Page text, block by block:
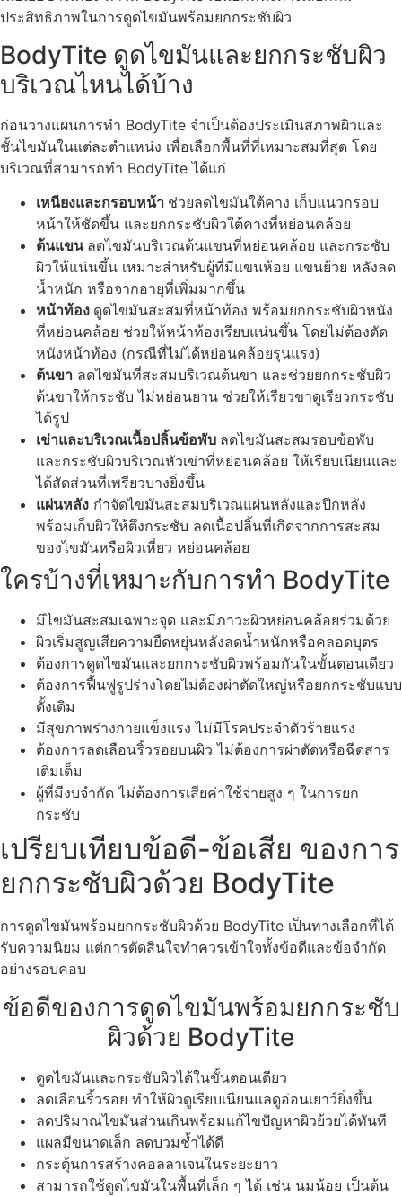
ประสิทธิภาพในการดูดไขมันพร้อมยกกระชับผิว
BodyTite ดูดไขมันและยกกระชับผิว
บริเวณไหนได้บ้าง
ก่อนวางแผนการทำ BodyTite จำเป็นต้องประเมินสภาพผิวและ
ชั้นไขมันในแต่ละตำแหน่ง เพื่อเลือกพื้นที่ที่เหมาะสมที่สุด โดย
บริเวณที่สามารถทำ BodyTite ได้แก่
เหนียงและกรอบหน้า ช่วยลดไขมันใต้คาง เก็บแนวกรอบ
หน้าให้ชัดขึ้น และยกกระชับผิวใต้คางที่หย่อนคล้อย
ต้นแขน ลดไขมันบริเวณต้นแขนที่หย่อนคล้อย และกระชับ
ผิวให้แน่นขึ้น เหมาะสำหรับผู้ที่มีแขนห้อย แขนย้วย หลังลด
น้ำหนัก หรือจากอายุที่เพิ่มมากขึ้น
หน้าท้อง ดูดไขมันสะสมที่หน้าท้อง พร้อมยกกระชับผิวหนัง
ที่หย่อนคล้อย ช่วยให้หน้าท้องเรียบแน่นขึ้น โดยไม่ต้องตัด
หนังหน้าท้อง (กรณีที่ไม่ได้หย่อนคล้อยรุนแรง)
ต้นขา ลดไขมันที่สะสมบริเวณต้นขา และช่วยยกกระชับผิว
ต้นขาให้กระชับ ไม่หย่อนยาน ช่วยให้เรียวขาดูเรียวกระชับ
ได้รูป
เข่าและบริเวณเนื้อปลิ้นข้อพับ ลดไขมันสะสมรอบข้อพับ
และกระชับผิวบริเวณหัวเข่าที่หย่อนคล้อย ให้เรียบเนียนและ
ได้สัดส่วนที่เพรียวบางยิ่งขึ้น
แผ่นหลัง กำจัดไขมันสะสมบริเวณแผ่นหลังและปีกหลัง
พร้อมเก็บผิวให้ตึงกระชับ ลดเนื้อปลิ้นที่เกิดจากการสะสม
ของไขมันหรือผิวเหี่ยว หย่อนคล้อย
ใครบ้างที่เหมาะกับการทำ BodyTite
มีไขมันสะสมเฉพาะจุด และมีภาวะผิวหย่อนคล้อยร่วมด้วย
ผิวเริ่มสูญเสียความยืดหยุ่นหลังลดน้ำหนักหรือคลอดบุตร
ต้องการดูดไขมันและยกกระชับผิวพร้อมกันในขั้นตอนเดียว
ต้องการฟื้นฟูรูปร่างโดยไม่ต้องผ่าตัดใหญ่หรือยกกระชับแบบ
ดั้งเดิม
มีสุขภาพร่างกายแข็งแรง ไม่มีโรคประจำตัวร้ายแรง
ต้องการลดเลือนริ้วรอยบนผิว ไม่ต้องการผ่าตัดหรือฉีดสาร
เติมเต็ม
ผู้ที่มีงบจำกัด ไม่ต้องการเสียค่าใช้จ่ายสูง ๆ ในการยก
กระชับ
เปรียบเทียบข้อดี-ข้อเสีย ของการ
ยกกระชับผิวด้วย BodyTite
การดูดไขมันพร้อมยกกระชับผิวด้วย BodyTite เป็นทางเลือกที่ได้
รับความนิยม แต่การตัดสินใจทำควรเข้าใจทั้งข้อดีและข้อจำกัด
อย่างรอบคอบ
ข้อดีของการดูดไขมันพร้อมยกกระชับ
ผิวด้วย BodyTite
ดูดไขมันและกระชับผิวได้ในขั้นตอนเดียว
ลดเลือนริ้วรอย ทำให้ผิวดูเรียบเนียนแลดูอ่อนเยาว์ยิ่งขึ้น
ลดปริมาณไขมันส่วนเกินพร้อมแก้ไขปัญหาผิวย้วยได้ทันที
แผลมีขนาดเล็ก ลดบวมช้ำได้ดี
กระตุ้นการสร้างคอลลาเจนในระยะยาว
สามารถใช้ดูดไขมันในพื้นที่เล็ก ๆ ได้ เช่น นมน้อย เป็นต้น